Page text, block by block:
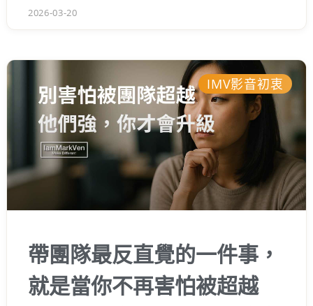
脫無效的焦慮，把任務切割清楚，讓你能踏實
地在自己的時區裡把事情做好。
2026-03-20
IMV影音初衷
帶團隊最反直覺的一件事，
就是當你不再害怕被超越